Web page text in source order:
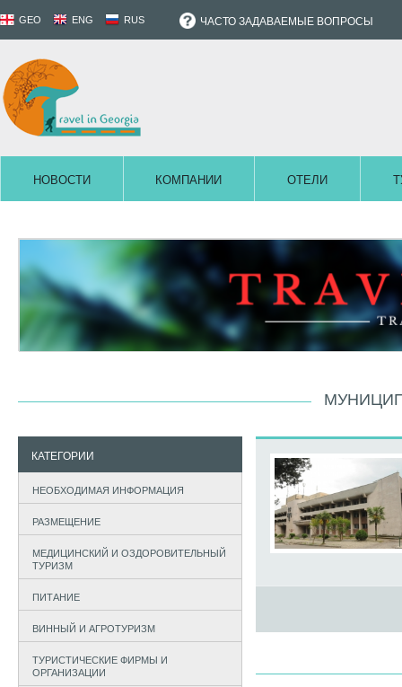
GEO ENG RUS ЧАСТО ЗАДАВАЕМЫЕ ВОПРОСЫ
НОВОСТИ КОМПАНИИ ОТЕЛИ
КАТЕГОРИИ
НЕОБХОДИМАЯ ИНФОРМАЦИЯ
РАЗМЕЩЕНИЕ
МЕДИЦИНСКИЙ И ОЗДОРОВИТЕЛЬНЫЙ
ТУРИЗМ
ПИТАНИЕ
ВИННЫЙ И АГРОТУРИЗМ
ТУРИСТИЧЕСКИЕ ФИРМЫ И
ОРГАНИЗАЦИИ